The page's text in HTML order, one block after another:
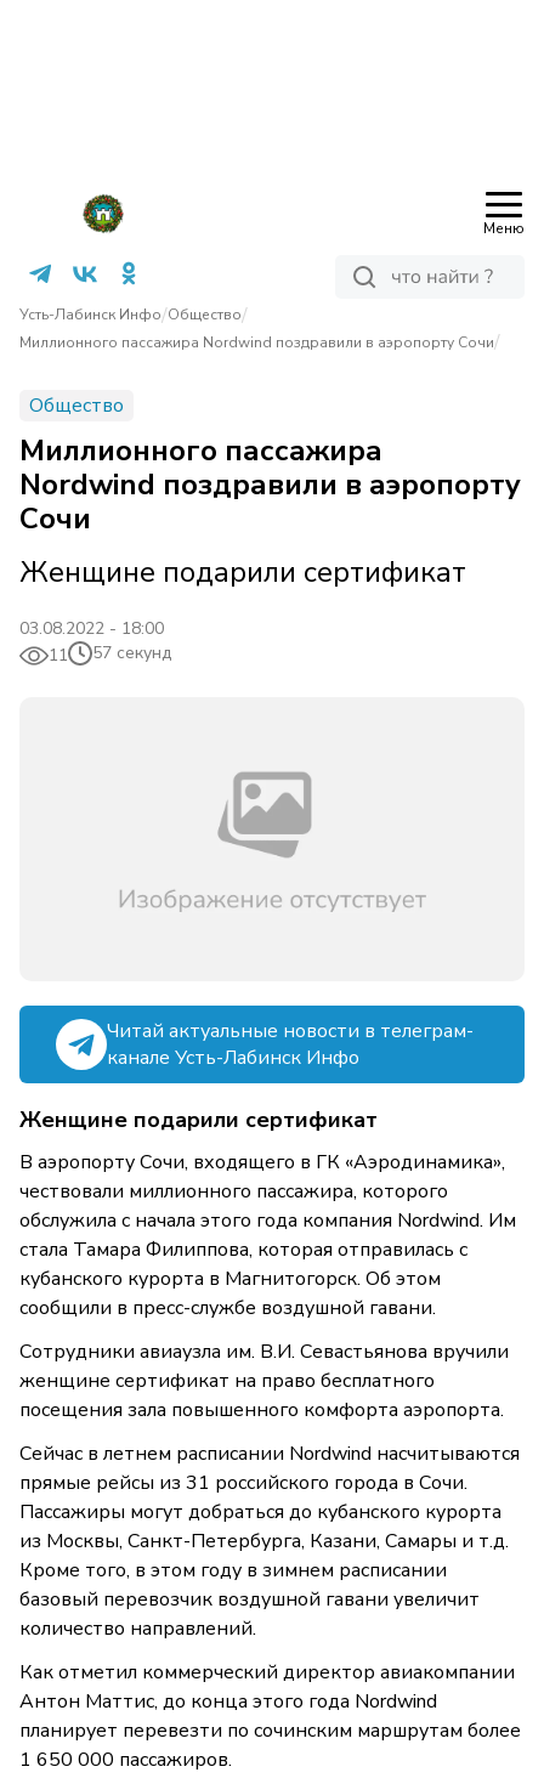
Меню
Усть-Лабинск Инфо/Общество/
Миллионного пассажира Nordwind поздравили в аэропорту Сочи/
Общество
Миллионного пассажира
Nordwind поздравили в аэропорту
Сочи
Женщине подарили сертификат
03.08.2022 - 18:00
11
57 секунд
Читай актуальные новости в телеграм-
канале Усть-Лабинск Инфо
Женщине подарили сертификат
В аэропорту Сочи, входящего в ГК «Аэродинамика»,
чествовали миллионного пассажира, которого
обслужила с начала этого года компания Nordwind. Им
стала Тамара Филиппова, которая отправилась с
кубанского курорта в Магнитогорск. Об этом
сообщили в пресс-службе воздушной гавани.
Сотрудники авиаузла им. В.И. Севастьянова вручили
женщине сертификат на право бесплатного
посещения зала повышенного комфорта аэропорта.
Сейчас в летнем расписании Nordwind насчитываются
прямые рейсы из 31 российского города в Сочи.
Пассажиры могут добраться до кубанского курорта
из Москвы, Санкт-Петербурга, Казани, Самары и т.д.
Кроме того, в этом году в зимнем расписании
базовый перевозчик воздушной гавани увеличит
количество направлений.
Как отметил коммерческий директор авиакомпании
Антон Маттис, до конца этого года Nordwind
планирует перевезти по сочинским маршрутам более
1 650 000 пассажиров.